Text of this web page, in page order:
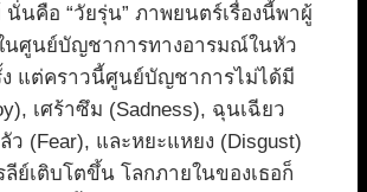
นคือ “วัยรุ่น” ภาพยนตร์เรื่องนี้พาผู้
นศูนย์บัญชาการทางอารมณ์ในหัว
ง แต่คราวนี้ศูนย์บัญชาการไม่ได้มี
เศร้าซึม (Sadness), ฉุนเฉียว
ว (Fear), และหยะแหยง (Disgust)
ลีย์เติบโตขึ้น โลกภายในของเธอก็